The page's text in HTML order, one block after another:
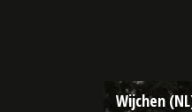
Wijchen